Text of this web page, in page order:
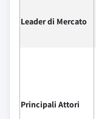
Leader di Mercato
Principali Attori